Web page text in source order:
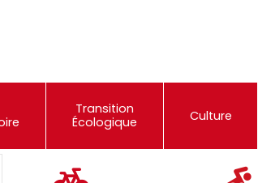
Transition
Écologique
Culture